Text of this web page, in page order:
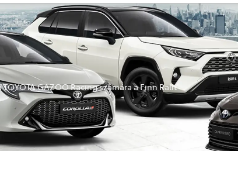
GAZOO Racing számára a Finn Ralit